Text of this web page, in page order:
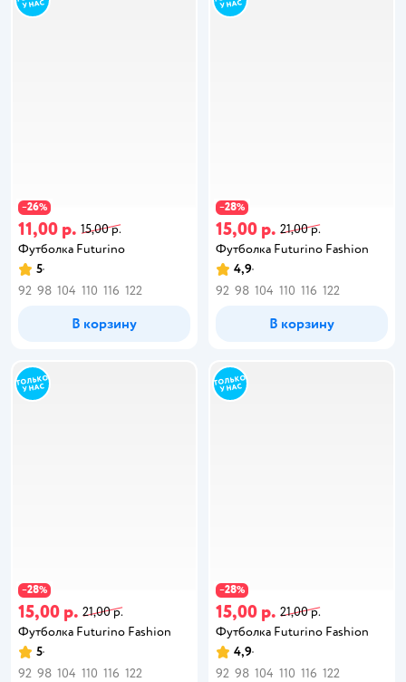
−26%
11,00 р. 15,00 р.
Футболка Futurino
5
92 98 104 110 116 122
В корзину
−28%
15,00 р. 21,00 р.
Футболка Futurino Fashion
4,9
92 98 104 110 116 122
В корзину
−28%
15,00 р. 21,00 р.
Футболка Futurino Fashion
5
92 98 104 110 116 122
−28%
15,00 р. 21,00 р.
Футболка Futurino Fashion
4,9
92 98 104 110 116 122